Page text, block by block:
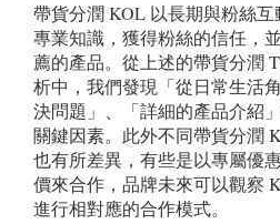
帶貨分潤 KOL 以長期與粉絲
專業知識，獲得粉絲的信任，
薦的產品。從上述的帶貨分潤
析中，我們發現「從日常生活
決問題」、「詳細的產品介紹
關鍵因素。此外不同帶貨分潤
也有所差異，有些是以專屬優
價來合作，品牌未來可以觀察
進行相對應的合作模式。